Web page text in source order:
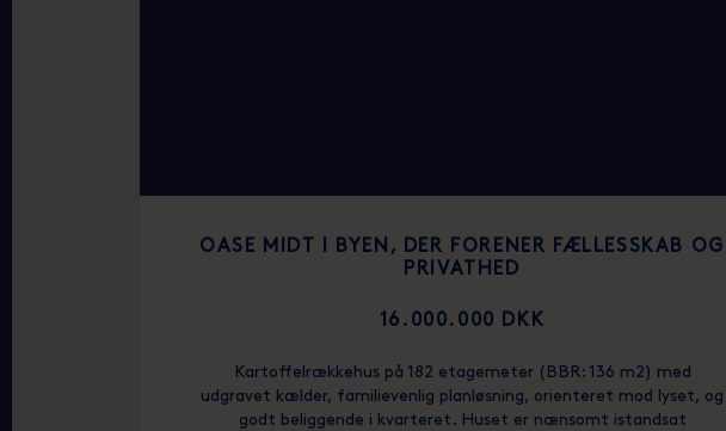
OASE MIDT I BYEN, DER FORENER FÆLLESSKAB OG
PRIVATHED
16.000.000 DKK
Kartoffelrækkehus på 182 etagemeter (BBR: 136 m2) med
udgravet kælder, familievenlig planløsning, orienteret mod lyset, og
godt beliggende i kvarteret. Huset er nænsomt istandsat